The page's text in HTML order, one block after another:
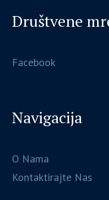
Društvene
Facebook
Navigacija
O Nama
Kontaktirajte Nas